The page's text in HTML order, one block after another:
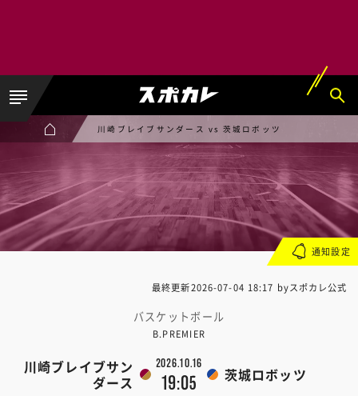
川崎ブレイブサンダース vs 茨城ロボッツ
最終更新2026-07-04 18:17 byスポカレ公式
バスケットボール
B.PREMIER
川崎ブレイブサン
ダース
2026.10.16
19:05 茨城ロボッツ
通知設定